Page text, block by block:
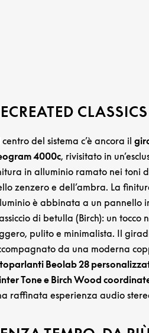
CLASSICS
del sistema c’è ancora il
4000c, rivisitato in
in alluminio ramato nei toni
zenzero e dell’ambra. La
è abbinata a un pannello
di betulla (Birch): un tocco
pulito e minimalista. Il
da una moderna
Beolab 28
Tone e Birch Wood
raffinata esperienza audio